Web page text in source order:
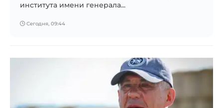
института имени генерала...
Сегодня, 09:44